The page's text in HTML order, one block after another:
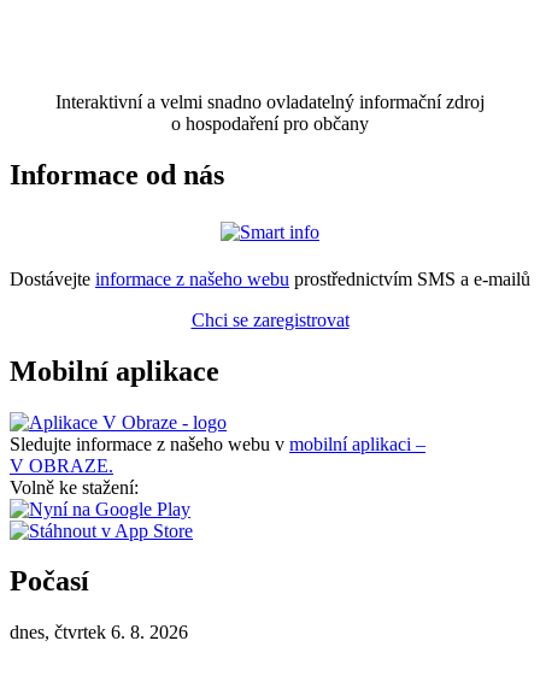
Interaktivní a velmi snadno ovladatelný informační zdroj
o hospodaření pro občany
Informace od nás
Dostávejte informace z našeho webu prostřednictvím SMS a e-mailů
Chci se zaregistrovat
Mobilní aplikace
Sledujte informace z našeho webu v mobilní aplikaci –
V OBRAZE.
Volně ke stažení:
Počasí
dnes, čtvrtek 6. 8. 2026